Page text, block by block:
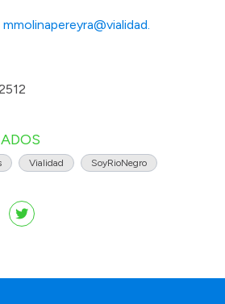
mmolinapereyra@vialidad.
Vialidad SoyRioNegro